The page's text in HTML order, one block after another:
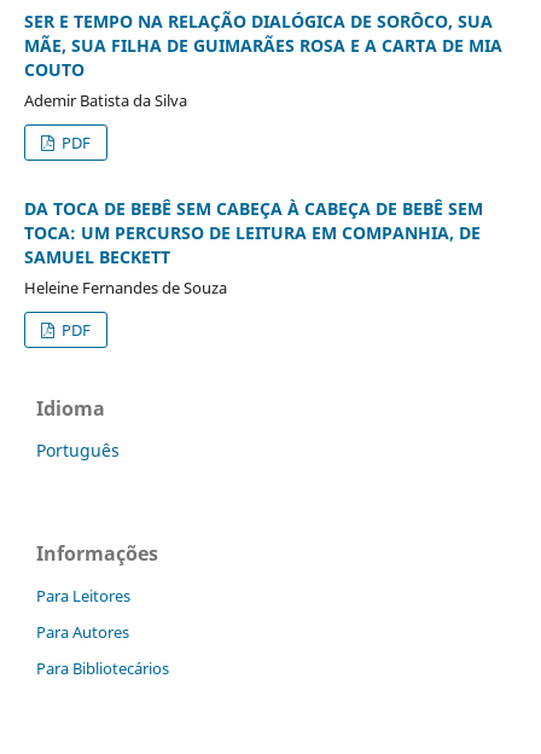
SER E TEMPO NA RELAÇÃO DIALÓGICA DE SORÔCO, SUA
MÃE, SUA FILHA DE GUIMARÃES ROSA E A CARTA DE MIA
COUTO
Ademir Batista da Silva
PDF
DA TOCA DE BEBÊ SEM CABEÇA À CABEÇA DE BEBÊ SEM
TOCA: UM PERCURSO DE LEITURA EM COMPANHIA, DE
SAMUEL BECKETT
Heleine Fernandes de Souza
PDF
Idioma
Português
Informações
Para Leitores
Para Autores
Para Bibliotecários